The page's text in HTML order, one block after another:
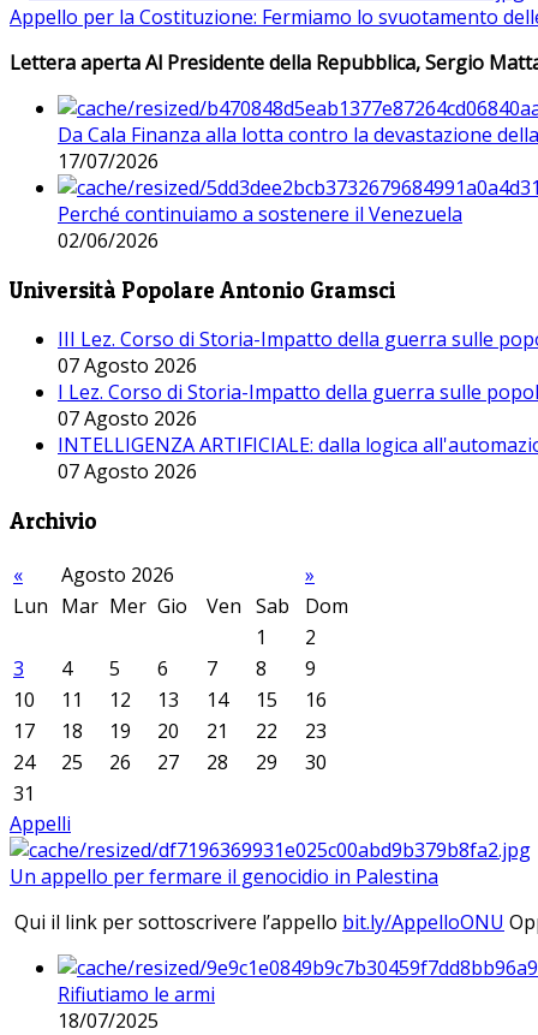
Appello per la Costituzione: Fermiamo lo svuotamento
Lettera aperta Al Presidente della Repubblica, Sergio
Da Cala Finanza alla lotta contro la devastazione
17/07/2026
Perché continuiamo a sostenere il Venezuela
02/06/2026
Università Popolare Antonio Gramsci
III Lez. Corso di Storia-Impatto della guerra sulle
07 Agosto 2026
I Lez. Corso di Storia-Impatto della guerra sulle
07 Agosto 2026
INTELLIGENZA ARTIFICIALE: dalla logica
07 Agosto 2026
Archivio
« Agosto 2026
»
Lun Mar Mer Gio Ven Sab
Dom
1
2
3
4 5 6 7 8
9
10
11 12 13 14 15
16
17
18 19 20 21 22
23
24
25 26 27 28 29
30
31
Appelli
Un appello per fermare il genocidio in Palestina
Qui il link per sottoscrivere l’appello bit.ly/AppelloONU
Rifiutiamo le armi
18/07/2025